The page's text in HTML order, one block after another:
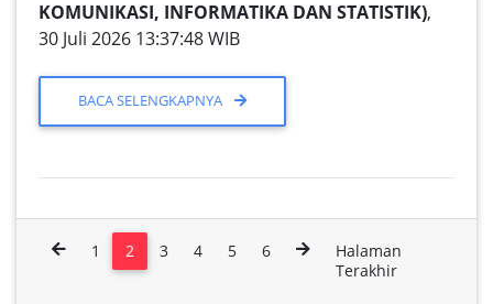
KOMUNIKASI, INFORMATIKA DAN STATISTIK),
30 Juli 2026 13:37:48 WIB
BACA SELENGKAPNYA
1 2 3 4 5 6
Halaman
Terakhir